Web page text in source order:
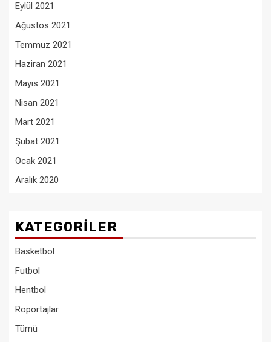
Eylül 2021
Ağustos 2021
Temmuz 2021
Haziran 2021
Mayıs 2021
Nisan 2021
Mart 2021
Şubat 2021
Ocak 2021
Aralık 2020
KATEGORILER
Basketbol
Futbol
Hentbol
Röportajlar
Tümü